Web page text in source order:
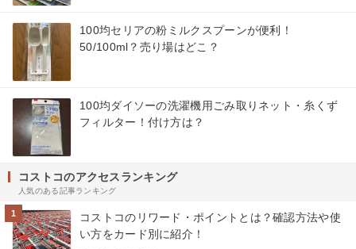
100均セリアの粉ミルクスプーンが便利！
50/100ml？売り場はどこ？
100均ダイソーの洗濯機用ごみ取りネット・糸くず
フィルター！付け方は？
コストコのアクセスランキング
人気のある記事ランキング
1
コストコのリワード・ポイントとは？確認方法や使
い方をカード別に紹介！